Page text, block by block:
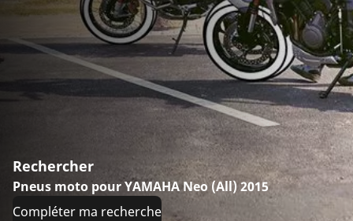
Rechercher
Pneus moto pour YAMAHA Neo (All) 2015
Compléter ma recherche